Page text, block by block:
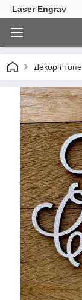
Laser Engrav
Декор і